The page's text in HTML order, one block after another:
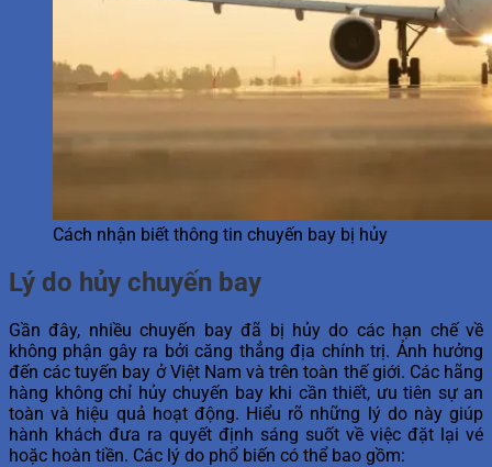
Cách nhận biết thông tin chuyến bay bị hủy
Lý do hủy chuyến bay
Gần đây, nhiều chuyến bay đã bị hủy do các hạn chế về
không phận gây ra bởi căng thẳng địa chính trị. Ảnh hưởng
đến các tuyến bay ở Việt Nam và trên toàn thế giới. Các hãng
hàng không chỉ hủy chuyến bay khi cần thiết, ưu tiên sự an
toàn và hiệu quả hoạt động. Hiểu rõ những lý do này giúp
hành khách đưa ra quyết định sáng suốt về việc đặt lại vé
hoặc hoàn tiền. Các lý do phổ biến có thể bao gồm: